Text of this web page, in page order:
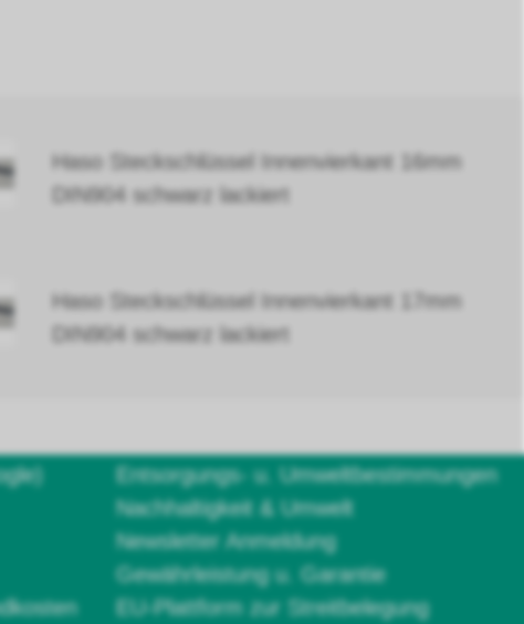
Haso Steckschlüssel Innenvierkant 16mm
DIN904 schwarz lackiert
Haso Steckschlüssel Innenvierkant 17mm
DIN904 schwarz lackiert
Entsorgungs- u. Umweltbestimmungen
Nachhaltigkeit & Umwelt
Newsletter Anmeldung
Gewährleistung u. Garantie
EU-Plattform zur Streitbelegung